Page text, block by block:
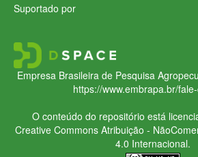
Suportado por
Empresa Brasileira de Pesquisa
https://www.embrapa.br/
O conteúdo do repositório está
Creative CommonsAtribuição -
4.0 Internacional.